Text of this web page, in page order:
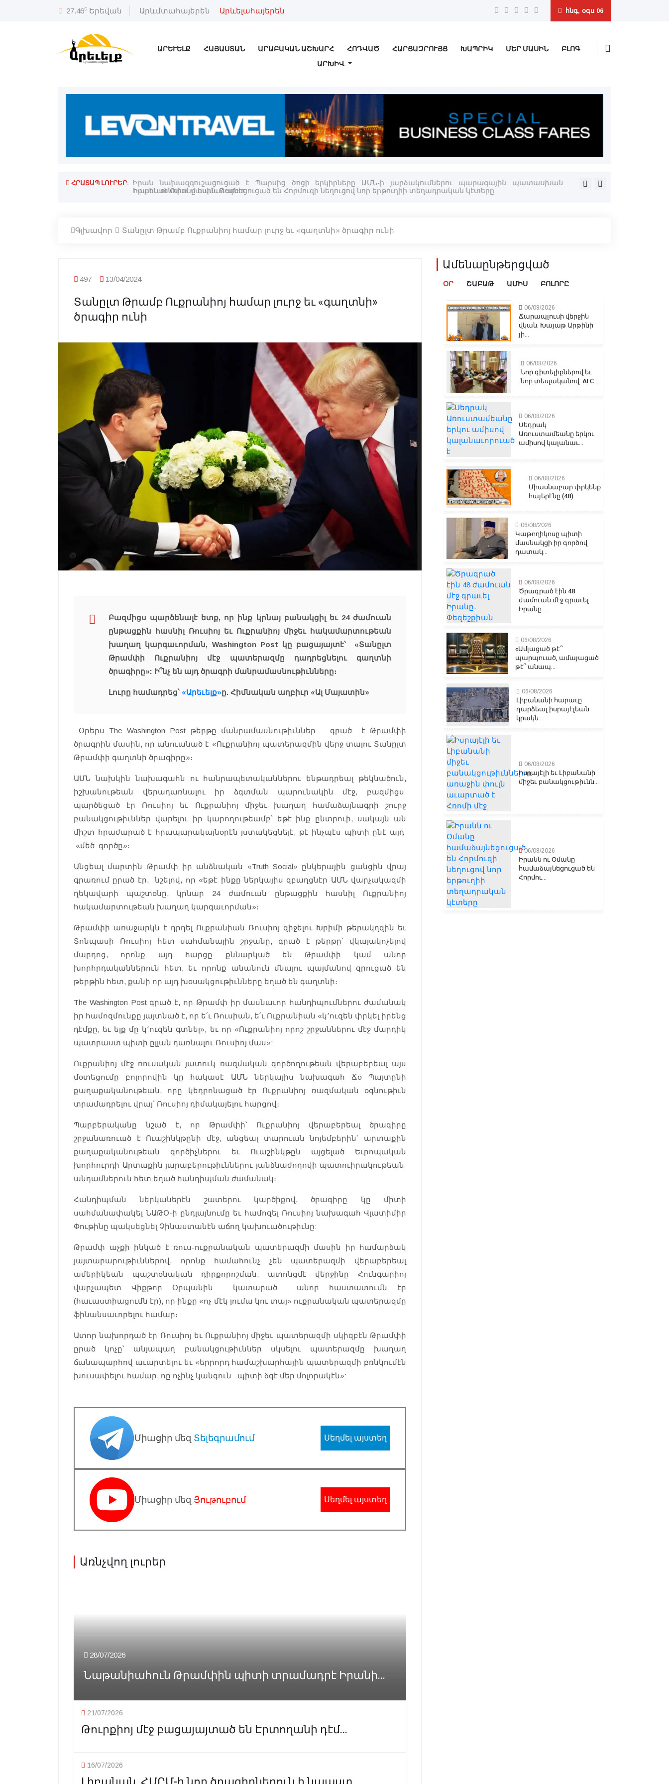
27.46c Երեվան Արևմտահայերեն Արևելահայերեն հնգ, օգս 06
ԱՐԵՒԵԼՔ ՀԱՅԱՍՏԱՆ ԱՐԱԲԱԿԱՆ ԱՇԽԱՐՀ ՀՈԴՎԱԾ ՀԱՐՑԱԶՐՈՒՅՑ ԽԱՊՐԻԿ ՄԵՐ ՄԱՍԻՆ
ԲԼՈԳ
ԱՐԽԻՎ
ՀՐԱՏԱՊ ԼՈՒՐԵՐ: Իրան նախազգուշացուցած է Պարսից ծոցի երկիրները ԱՄՆ-ի յարձակումներու պարագային պատասխան
հարուածներու մասին. Reuters
Բազմաթիւ հեռանկարներ
Գլխավոր Տանըլտ Թրամբ Ուքրանիոյ համար լուրջ եւ «գաղտնի» ծրագիր ունի
497 13/04/2024
Տանըլտ Թրամբ Ուքրանիոյ համար լուրջ եւ «գաղտնի»
ծրագիր ունի
Բազմիցս պարծենալէ ետք, որ ինք կրնայ բանակցիլ եւ 24 ժամուան
ընթացքին հասնիլ Ռուսիոյ եւ Ուքրանիոյ միջեւ հակամարտութեան
խաղաղ կարգաւորման, Washington Post կը բացայայտէ՝ «Տանըլտ
Թրամփի Ուքրանիոյ մէջ պատերազմը դադրեցնելու գաղտնի
ծրագիրը»: Ի՞նչ են այդ ծրագրի մանրամասնութիւնները։
Լուրը համադրեց՝ «Արեւելք»ը. Հիմնական աղբիւր «Ալ Մայատին»
Օրերս The Washington Post թերթը մանրամասնութիւններ գրած է Թրամփի
ծրագրին մասին, որ անուանած է «Ուքրանիոյ պատերազմին վերջ տալու Տանըլտ
Թրամփի գաղտնի ծրագիրը»։
ԱՄՆ նախկին նախագահն ու հանրապետականներու ենթադրեալ ​​թեկնածուն,
իշխանութեան վերադառնալու իր ձգտման պարունակին մէջ, բազմիցս
պարծեցած էր Ռուսիոյ եւ Ուքրանիոյ միջեւ խաղաղ համաձայնագրի շուրջ
բանակցութիւններ վարելու իր կարողութեամբ՝ եթէ ինք ընտրուի, սակայն ան
միշտ հրաժարած է հրապարակայնօրէն յստակեցնելէ, թէ ինչպէս պիտի ընէ այդ
«մեծ գործը»։
Անցեալ մարտին Թրամփ իր անձնական «Truth Social» ընկերային ցանցին վրայ
գրառում ըրած էր, նշելով, որ «եթէ ինքը ներկայիս զբաղցնէր ԱՄՆ վարչակազմի
ղեկավարի պաշտօնը, կրնար 24 ժամուան ընթացքին հասնիլ Ուքրանիոյ
հակամարտութեան խաղաղ կարգաւորման»։
Թրամփի առաջարկն է դրդել Ուքրանիան Ռուսիոյ զիջելու Խրիմի թերակղզին եւ
Տոնպասի Ռուսիոյ հետ սահմանային շրջանը, գրած է թերթը՝ վկայակոչելով
մարդոց, որոնք այդ հարցը քննարկած են Թրամփի կամ անոր
խորհրդականներուն հետ, եւ որոնք անանուն մնալու պայմանով զրուցած են
թերթին հետ, քանի որ այդ խօսակցութիւնները եղած են գաղտնի։
The Washington Post գրած է, որ Թրամփ իր մասնաւոր հանդիպումներու ժամանակ
իր համոզմունքը յայտնած է, որ ե՛ւ Ռուսիան, ե՛ւ Ուքրանիան «կ՚ուզեն փրկել իրենց
դէմքը, եւ ելք մը կ՚ուզեն գտնել», եւ որ «Ուքրանիոյ որոշ շրջաններու մէջ մարդիկ
պատրաստ պիտի ըլլան դառնալու Ռուսիոյ մաս»:
Ուքրանիոյ մէջ ռուսական յատուկ ռազմական գործողութեան վերաբերեալ այս
մօտեցումը բոլորովին կը հակասէ ԱՄՆ ներկայիս նախագահ Ճօ Պայտընի
քաղաքականութեան, որը կեդրոնացած էր Ուքրանիոյ ռազմական օգնութիւն
տրամադրելու վրայ՝ Ռուսիոյ դիմակայելու հարցով։
Պարբերականը նշած է, որ Թրամփի՝ Ուքրանիոյ վերաբերեալ ծրագիրը
շրջանառուած է Ուաշինկթընի մէջ, անցեալ տարուան նոյեմբերին՝ արտաքին
քաղաքականութեան գործիչներու եւ Ուաշինկթըն այցելած Եւրոպական
խորհուրդի Արտաքին յարաբերութիւններու յանձնաժողովի պատուիրակութեան
անդամներուն հետ եղած հանդիպման ժամանակ։
Հանդիպման ներկաներէն շատերու կարծիքով, ծրագիրը կը միտի
սահմանափակել ՆԱԹՕ-ի ընդլայնումը եւ համոզել Ռուսիոյ նախագահ Վլատիմիր
Փութինը պակսեցնել Չինաստանէն աճող կախուածութիւնը:
Թրամփ աչքի ինկած է ռուս-ուքրանական պատերազմի մասին իր համարձակ
յայտարարութիւններով, որոնք համահունչ չեն պատերազմի վերաբերեալ
ամերիկեան պաշտօնական դիրքորոշման. ատոնցմէ վերջինը Հունգարիոյ
վարչապետ Վիքթոր Օրպանին կատարած անոր հաստատումն էր
(հաւաստիացումն էր), որ ինքը «ոչ մէկ լումա կու տայ» ուքրանական պատերազմը
ֆինանսաւորելու համար։
Ատոր նախորդած էր Ռուսիոյ եւ Ուքրանիոյ միջեւ պատերազմի սկիզբէն Թրամփի
ըրած կոչը՝ անյապաղ բանակցութիւններ սկսելու պատերազմը խաղաղ
ճանապարհով աւարտելու եւ «երրորդ համաշխարհային պատերազմի բռնկումէն
խուսափելու համար, ոը ոչինչ կանգուն պիտի ձգէ մեր մոլորակէն»:
Միացիր մեզ Տելեգրամում Սեղմել այստեղ
Միացիր մեզ Յութուբում Սեղմել այստեղ
Առնչվող լուրեր
28/07/2026
Նաթանիահուն Թրամփին պիտի տրամադրէ Իրանի...
21/07/2026
Թուրքիոյ մէջ բացայայտած են Էրտողանի դէմ...
16/07/2026
Ամենաընթերցված
ՕՐ ՇԱԲԱԹ ԱՄԻՍ ԲՈԼՈՐԸ
06/08/2026
Ճարապլուսի վերջին
վկան. Խայաթ Արթինի
յի...
06/08/2026
Նոր գիտելիքներով եւ
նոր տեսլականով. AI C...
06/08/2026
Սեդրակ
Առուստամեանը երկու
ամիսով կալանաւ...
06/08/2026
Միասնաբար փրկենք
հայերէնը (48)
06/08/2026
Կաթողիկոսը պիտի
մասնակցի իր գործով
դատակ...
06/08/2026
Ծրագրած էին 48
ժամուան մէջ գրաւել
Իրանը....
06/08/2026
«Ամլացած թէ՞
պարպուած, ամայացած
թէ՞ անապ...
06/08/2026
Լիբանանի հարաւը
դարձեալ իսրայէլեան
կրակն...
06/08/2026
Իսրայէլի եւ Լիբանանի
միջեւ բանակցութիւնն...
06/08/2026
Իրանն ու Օմանը
համաձայնեցուցած են
Հորմու...